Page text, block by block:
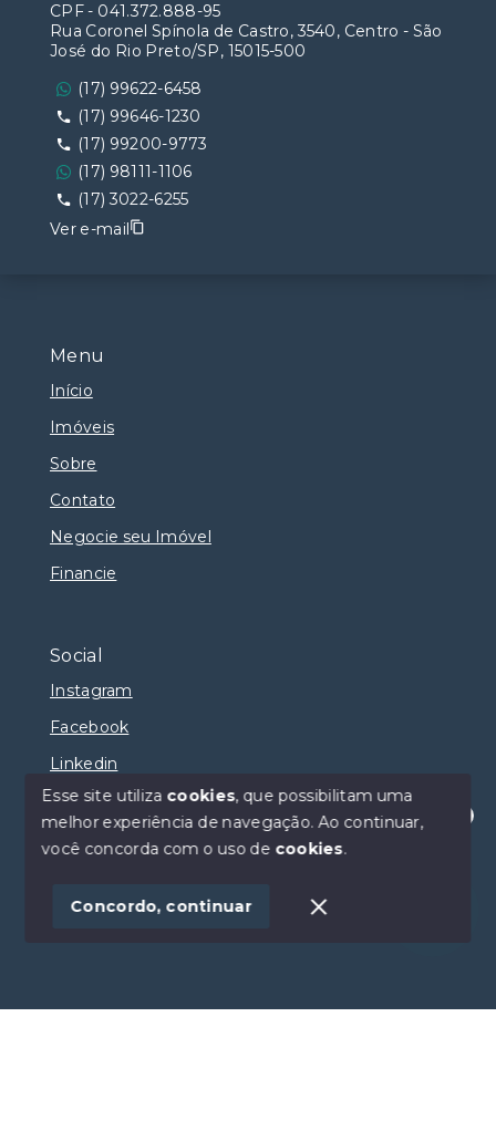
Olá! Estamos disponíveis para te ajudar.
Menu
Início
Imóveis
Sobre
Contato
Negocie seu Imóvel
Financie
Social
Instagram
Facebook
Linkedin
© Copyright 2026 - Selma Sumaya Corretora - Todos
SITE PARA IMOBILIARIA
CPF- 041.372.888-95
Rua Coronel Spínola de Castro, 3540, Centro - São
José do Rio Preto/SP, 15015-500
(17) 99622-6458
(17) 99646-1230
(17) 99200-9773
(17) 98111-1106
(17) 3022-6255
Ver e-mail
Esse site utiliza cookies, que possibilitam uma
melhor experiência de navegação.Ao continuar,
você concorda com o uso de cookies.
Concordo, continuar